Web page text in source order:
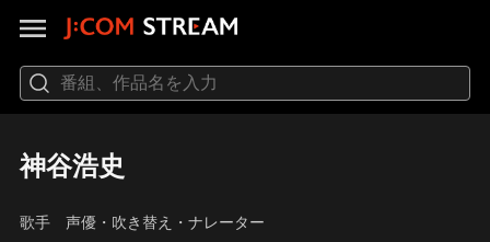
神谷浩史
歌手 声優・吹き替え・ナレーター